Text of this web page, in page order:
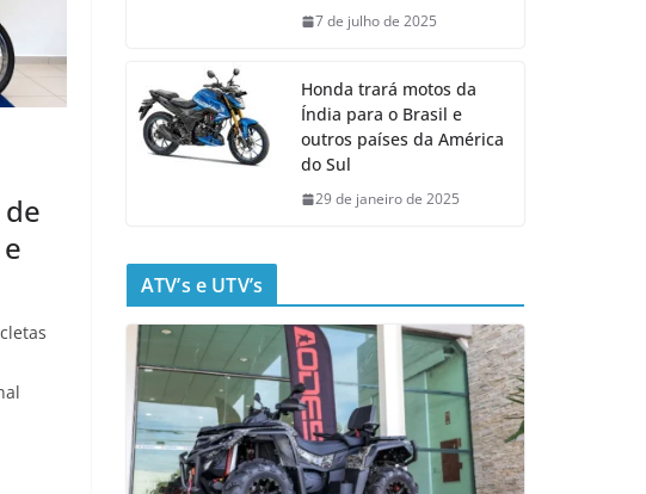
7 de julho de 2025
Honda trará motos da
Índia para o Brasil e
outros países da América
do Sul
29 de janeiro de 2025
ATV’s e UTV’s